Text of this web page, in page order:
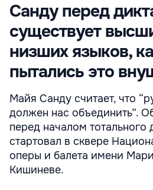
Санду перед
существует
низших языков,
пытались это
Майя Санду считает, что
должен нас объединить”.
перед началом тотального
стартовал в сквере
оперы и балета имени
Кишиневе.